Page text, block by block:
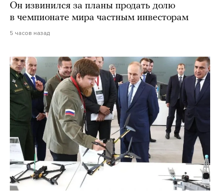
Он извинился за планы продать долю
в чемпионате мира частным инвесторам
5 часов назад